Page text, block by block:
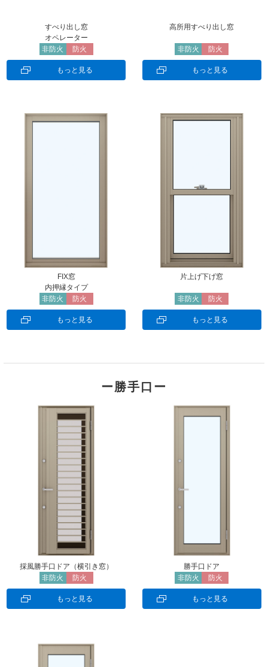
すべり出し窓
オペレーター
非防火
防火
もっと見る
高所用すべり出し窓
非防火 防火
もっと見る
FIX窓
内押縁タイプ
非防火
防火
もっと見る
片上げ下げ窓
非防火 防火
もっと見る
ー勝手口ー
採風勝手口ドア（横引き窓）
非防火
防火
もっと見る
勝手口ドア
非防火
防火
もっと見る